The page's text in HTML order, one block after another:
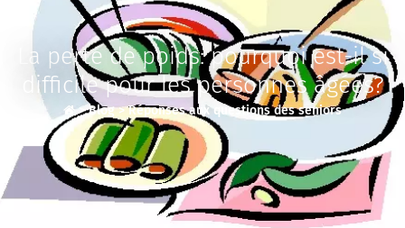
La perte de poids: pourquoi est-il si
difficile pour les personnes âgées?
>Blog>Réponses aux questions des seniors